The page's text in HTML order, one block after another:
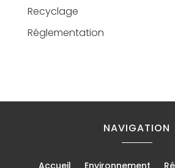
Recyclage
Réglementation
NAVIGATION